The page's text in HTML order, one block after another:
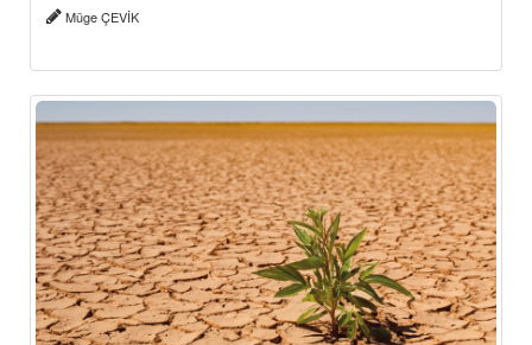
Müge ÇEVİK